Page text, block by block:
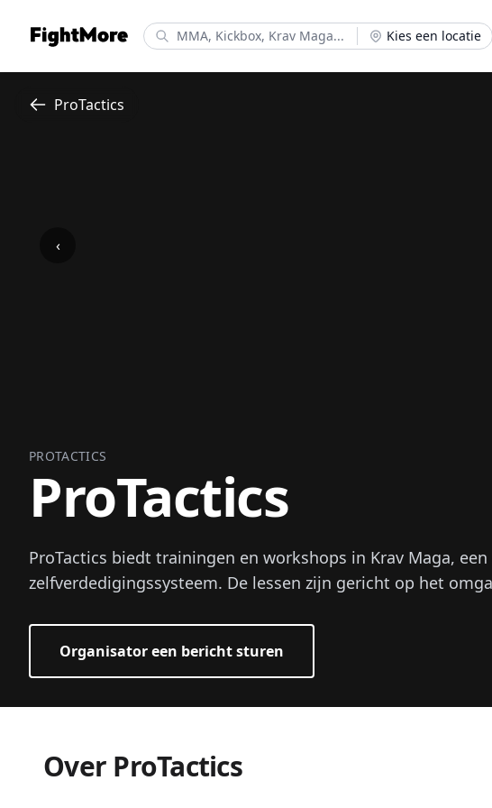
FightMore Kies een locatie
ProTactics
‹
PROTACTICS
ProTactics
ProTactics biedt trainingen en workshops in Krav Maga,
zelfverdedigingssysteem. De lessen zijn gericht op het
Organisator een bericht sturen
Over ProTactics